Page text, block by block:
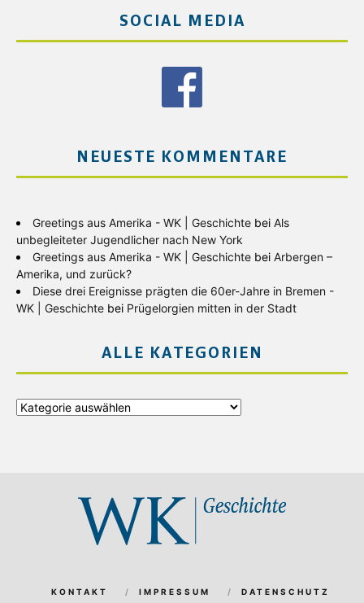
SOCIAL MEDIA
NEUESTE KOMMENTARE
Greetings aus Amerika - WK | Geschichte bei Als
unbegleiteter Jugendlicher nach New York
Greetings aus Amerika - WK | Geschichte bei Arbergen –
Amerika, und zurück?
Diese drei Ereignisse prägten die 60er-Jahre in Bremen -
WK | Geschichte bei Prügelorgien mitten in der Stadt
ALLE KATEGORIEN
Alle
KONTAKT IMPRESSUM DATENSCHUTZ